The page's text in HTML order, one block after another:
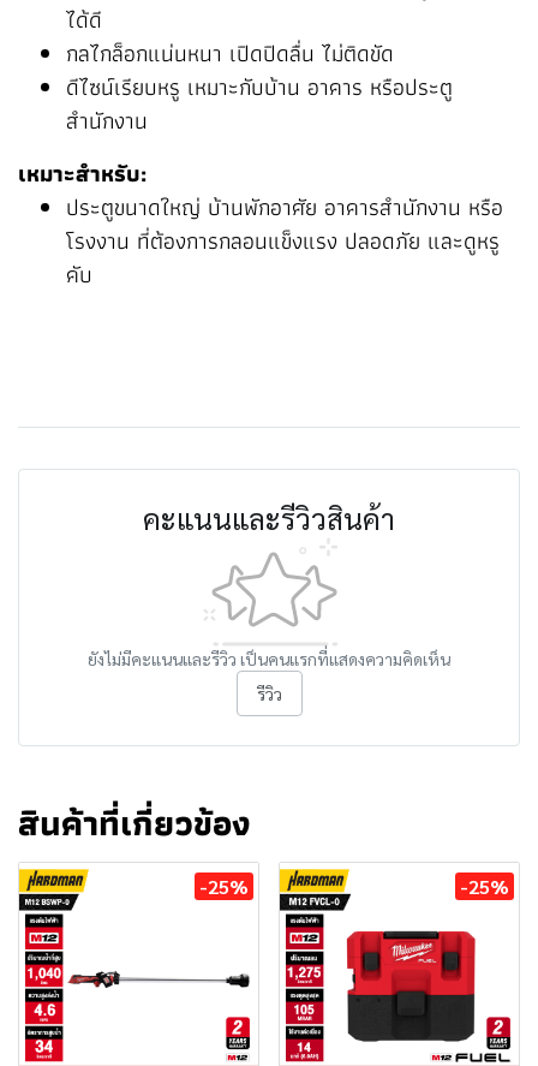
ได้ดี
กลไกล็อกแน่นหนา เปิดปิดลื่น ไม่ติดขัด
ดีไซน์เรียบหรู เหมาะกับบ้าน อาคาร หรือประตู
สำนักงาน
เหมาะสำหรับ:
ประตูขนาดใหญ่ บ้านพักอาศัย อาคารสำนักงาน หรือ
โรงงาน ที่ต้องการกลอนแข็งแรง ปลอดภัย และดูหรู
คับ
คะแนนและรีวิวสินค้า
ยังไม่มีคะแนนและรีวิว เป็นคนแรกที่แสดงความคิดเห็น
รีวิว
สินค้าที่เกี่ยวข้อง
-25% -25%